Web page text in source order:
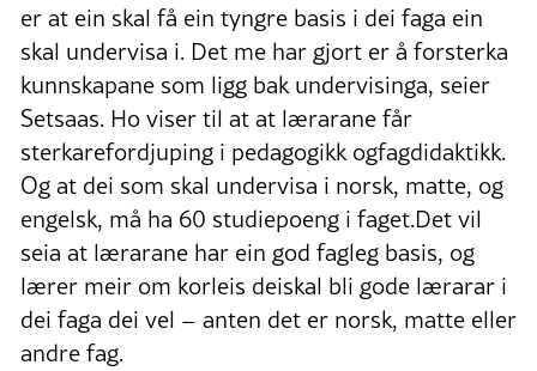
er at ein skal få ein tyngre basis i dei faga ein
skal undervisa i. Det me har gjort er å forsterka
kunnskapane som ligg bak undervisinga, seier
Setsaas. Ho viser til at at lærarane får
sterkarefordjuping i pedagogikk ogfagdidaktikk.
Og at dei som skal undervisa i norsk, matte, og
engelsk, må ha 60 studiepoeng i faget.Det vil
seia at lærarane har ein god fagleg basis, og
lærer meir om korleis deiskal bli gode lærarar i
dei faga dei vel – anten det er norsk, matte eller
andre fag.